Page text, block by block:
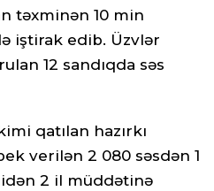
təxminən 10 min
iştirak edib. Üzvlər
12 sandıqda səs
qatılan hazırkı
verilən 2 080 səsdən 1
2 il müddətinə